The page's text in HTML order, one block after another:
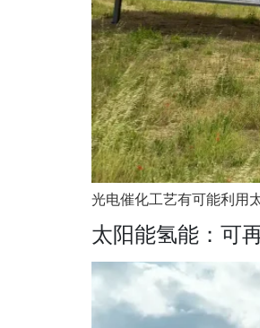
光电催化工艺有可能利用
太阳能氢能：可